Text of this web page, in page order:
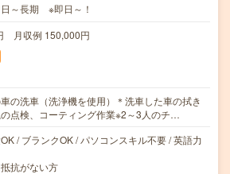
日～長期 ※即日～！
月収例 150,000円
の洗車（洗浄機を使用）＊洗車した車の拭き
の点検、コーティング作業※2～3人のチ…
/ ブランクOK / パソコンスキル不要 / 英語力
抗がない方